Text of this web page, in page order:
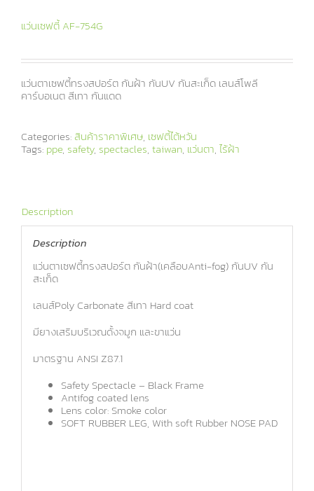
แว่นเซฟตี้ AF-754G
แว่นตาเซฟตี้ทรงสปอร์ต กันฝ้า กันUV กันสะเก็ด เลนส์โพลี
คาร์บอเนต สีเทา กันแดด
Categories: สินค้าราคาพิเศษ, เซฟตี้ไต้หวัน
Tags: ppe, safety, spectacles, taiwan, แว่นตา, ไร้ฝ้า
Description
Description
แว่นตาเซฟตี้ทรงสปอร์ต กันฝ้า(เคลือบAnti-fog) กันUV กัน
สะเก็ด
เลนส์Poly Carbonate สีเทา Hard coat
มียางเสริมบริเวณดั้งจมูก และขาแว่น
มาตรฐาน ANSI Z87.1
Safety Spectacle – Black Frame
Antifog coated lens
Lens color: Smoke color
SOFT RUBBER LEG, With soft Rubber NOSE PAD